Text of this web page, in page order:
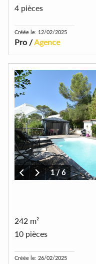
4 pièces
Créée le: 12/02/2025
Pro /Agence
1/6
242 m²
10 pièces
Créée le: 26/02/2025